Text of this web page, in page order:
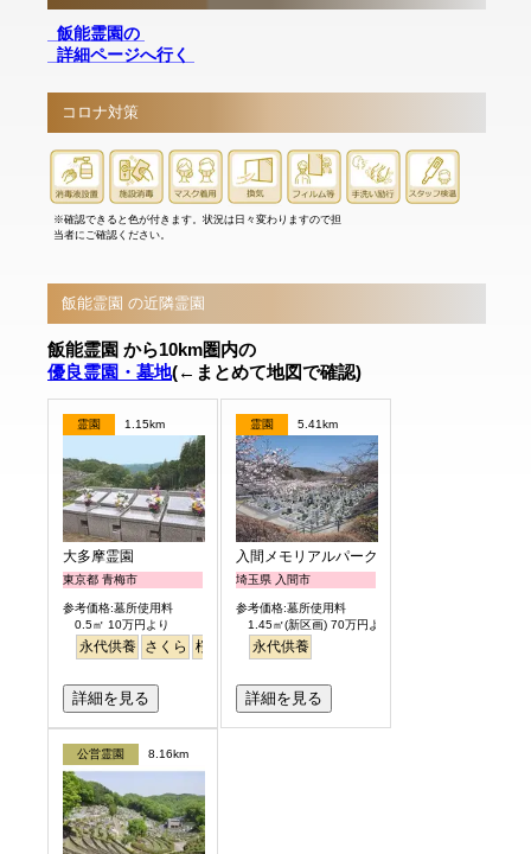
飯能霊園の
詳細ページへ行く
コロナ対策
※確認できると色が付きます。状況は日々変わりますので担
当者にご確認ください。
飯能霊園 の近隣霊園
飯能霊園 から10km圏内の
優良霊園・墓地(←まとめて地図で確認)
霊園 1.15km
大多摩霊園
東京都 青梅市
参考価格:墓所使用料
0.5㎡ 10万円より
永代供養 さくら 桜 公園墓地 永代供養
詳細を見る
霊園 5.41km
入間メモリアルパーク
埼玉県 入間市
参考価格:墓所使用料
1.45㎡(新区画) 70万円より
永代供養
詳細を見る
公営霊園 8.16km